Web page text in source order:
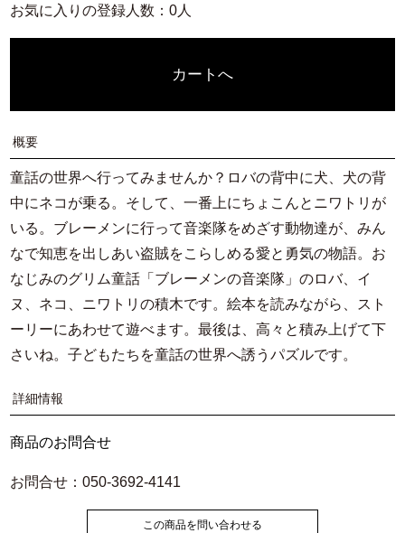
お気に入りの登録人数：0人
カートへ
概要
童話の世界へ行ってみませんか？ロバの背中に犬、犬の背
中にネコが乗る。そして、一番上にちょこんとニワトリが
いる。ブレーメンに行って音楽隊をめざす動物達が、みん
なで知恵を出しあい盗賊をこらしめる愛と勇気の物語。お
なじみのグリム童話「ブレーメンの音楽隊」のロバ、イ
ヌ、ネコ、ニワトリの積木です。絵本を読みながら、スト
ーリーにあわせて遊べます。最後は、高々と積み上げて下
さいね。子どもたちを童話の世界へ誘うパズルです。
詳細情報
商品のお問合せ
お問合せ：050-3692-4141
この商品を問い合わせる